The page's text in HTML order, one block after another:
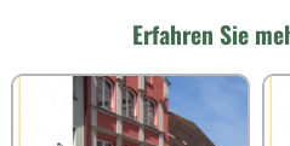
Erfahren Sie